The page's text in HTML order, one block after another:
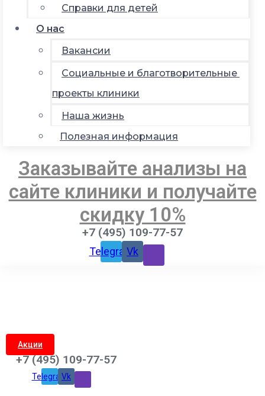
Справки для детей
О нас
Вакансии
Социальные и благотворительные
проекты клиники
Наша жизнь
Полезная информация
Заказывайте анализы на
сайте клиники и получайте
скидку 10%
+7 (495) 109-77-57
TelegramVk
Акции
+7 (495) 109-77-57
TelegramVk